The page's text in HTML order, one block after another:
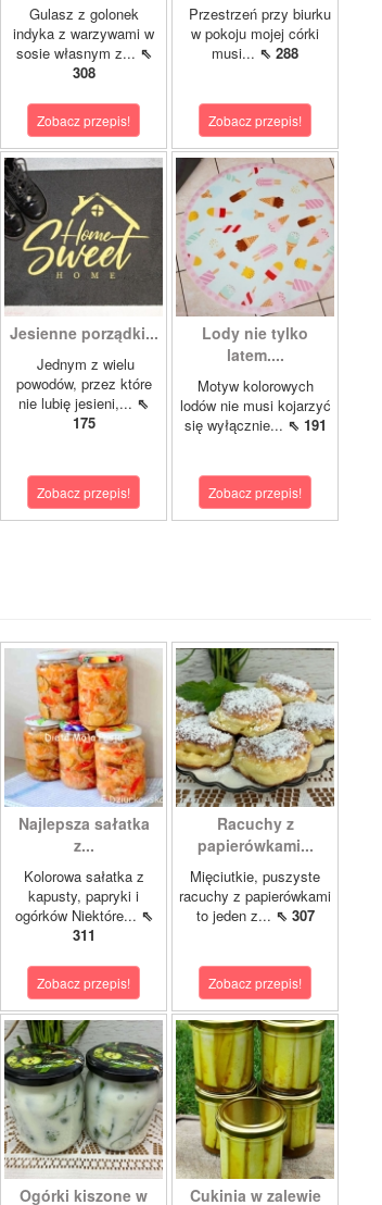
Gulasz z golonek
indyka z warzywami w
sosie własnym z... ⇖
308
Zobacz przepis!
Przestrzeń przy biurku
w pokoju mojej córki
musi... ⇖ 288
Zobacz przepis!
Jesienne porządki...
Jednym z wielu
powodów, przez które
nie lubię jesieni,... ⇖
175
Zobacz przepis!
Lody nie tylko
latem....
Motyw kolorowych
lodów nie musi kojarzyć
się wyłącznie... ⇖ 191
Zobacz przepis!
Najlepsza sałatka
z...
Kolorowa sałatka z
kapusty, papryki i
ogórków Niektóre... ⇖
311
Zobacz przepis!
Racuchy z
papierówkami...
Mięciutkie, puszyste
racuchy z papierówkami
to jeden z... ⇖ 307
Zobacz przepis!
Ogórki kiszone w Cukinia w zalewie